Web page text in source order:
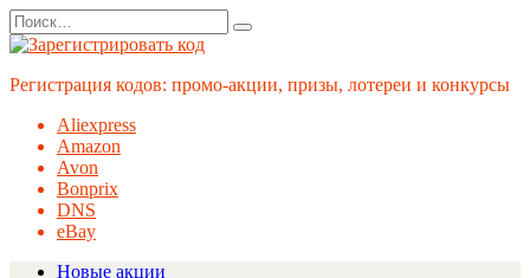
Перейти
к
содержанию
Search
for:
Регистрация кодов: промо-акции, призы, лотереи и конкурсы
Aliexpress
Amazon
Avon
Bonprix
DNS
eBay
Новые акции